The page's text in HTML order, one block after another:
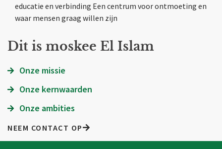
educatie en verbinding Een centrum voor ontmoeting en
waar mensen graag willen zijn
Dit is moskee El Islam
Onze missie
Onze kernwaarden
Onze ambities
NEEM CONTACT OP